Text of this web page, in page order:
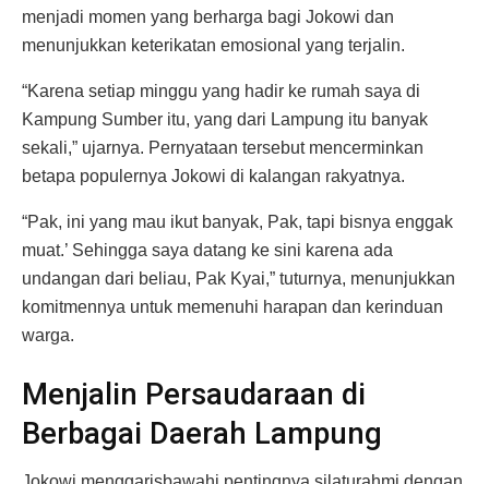
menjadi momen yang berharga bagi Jokowi dan
menunjukkan keterikatan emosional yang terjalin.
“Karena setiap minggu yang hadir ke rumah saya di
Kampung Sumber itu, yang dari Lampung itu banyak
sekali,” ujarnya. Pernyataan tersebut mencerminkan
betapa populernya Jokowi di kalangan rakyatnya.
“Pak, ini yang mau ikut banyak, Pak, tapi bisnya enggak
muat.’ Sehingga saya datang ke sini karena ada
undangan dari beliau, Pak Kyai,” tuturnya, menunjukkan
komitmennya untuk memenuhi harapan dan kerinduan
warga.
Menjalin Persaudaraan di
Berbagai Daerah Lampung